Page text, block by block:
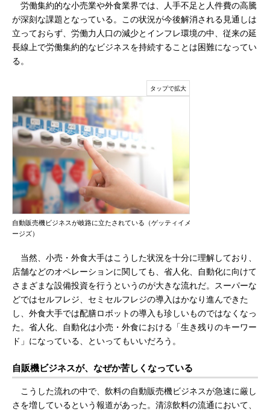
労働集約的な小売業や外食業界では、人手不足と人件費の高騰
が深刻な課題となっている。この状況が今後解消される見通しは
立っておらず、労働力人口の減少とインフレ環境の中、従来の延
長線上で労働集約的なビジネスを持続することは困難になってい
る。
自動販売機ビジネスが岐路に立たされている（ゲッティイメ
ージズ）
当然、小売・外食大手はこうした状況を十分に理解しており、
店舗などのオペレーションに関しても、省人化、自動化に向けて
さまざまな設備投資を行うというのが大きな流れだ。スーパーな
どではセルフレジ、セミセルフレジの導入はかなり進んできた
し、外食大手では配膳ロボットの導入も珍しいものではなくなっ
た。省人化、自動化は小売・外食における「生き残りのキーワー
ド」になっている、といってもいいだろう。
自販機ビジネスが、なぜか苦しくなっている
こうした流れの中で、飲料の自動販売機ビジネスが急速に厳し
さを増しているという報道があった。清涼飲料の流通において、